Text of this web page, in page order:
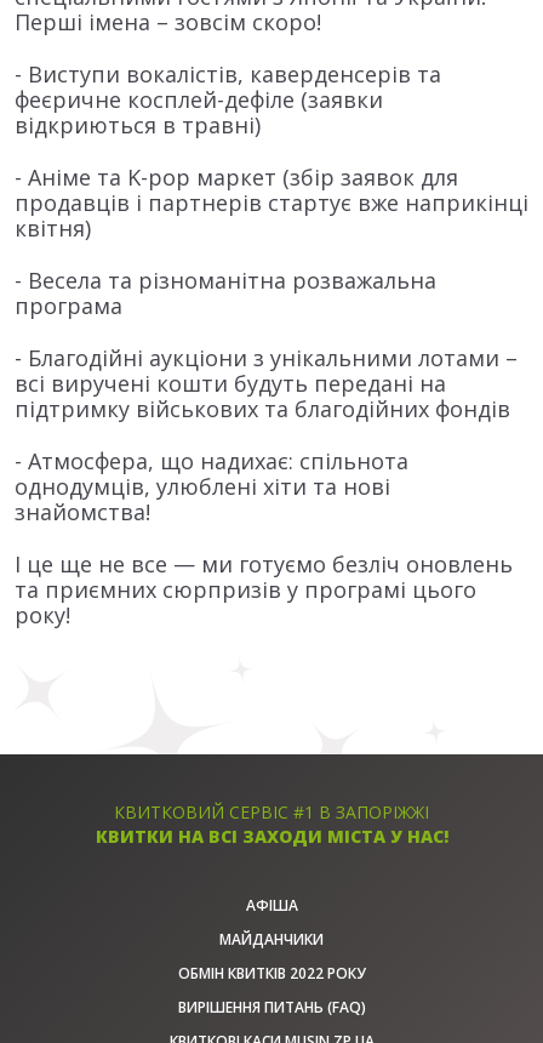
Перші імена – зовсім скоро!
- Виступи вокалістів, каверденсерів та
феєричне косплей-дефіле (заявки
відкриються в травні)
- Аніме та K-pop маркет (збір заявок для
продавців і партнерів стартує вже наприкінці
квітня)
- Весела та різноманітна розважальна
програма
- Благодійні аукціони з унікальними лотами –
всі виручені кошти будуть передані на
підтримку військових та благодійних фондів
- Атмосфера, що надихає: спільнота
однодумців, улюблені хіти та нові
знайомства!
І це ще не все — ми готуємо безліч оновлень
та приємних сюрпризів у програмі цього
року!
КВИТКОВИЙ СЕРВІС #1 В ЗАПОРІЖЖІ
КВИТКИ НА ВСІ ЗАХОДИ МІСТА У НАС!
АФІША
МАЙДАНЧИКИ
ОБМІН КВИТКІВ 2022 РОКУ
ВИРІШЕННЯ ПИТАНЬ (FAQ)